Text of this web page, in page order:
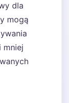
dla
mogą
mniej